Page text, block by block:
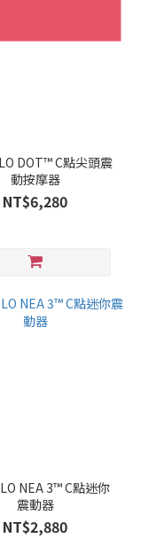
DOT™ C點尖頭震
動按摩器
NT$6,280
NEA 3™ C點迷你
震動器
NT$2,880